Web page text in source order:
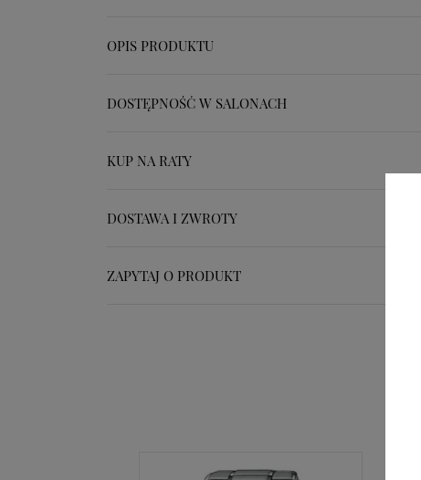
OPIS PRODUKTU
DOSTĘPNOŚĆ W SALONACH
KUP NA RATY
DOSTAWA I ZWROTY
ZAPYTAJ O PRODUKT